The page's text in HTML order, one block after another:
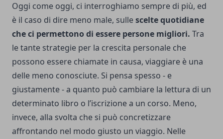
Oggi come oggi, ci interroghiamo sempre di più, ed
è il caso di dire meno male, sullescelte quotidiane
che ci permettono di essere persone migliori. Tra
le tante strategie per la crescita personale che
possono essere chiamate in causa, viaggiare è una
delle meno conosciute. Si pensa spesso - e
giustamente - a quanto può cambiare la lettura di un
determinato libro o l’iscrizione a un corso. Meno,
invece, alla svolta che si può concretizzare
affrontando nel modo giusto un viaggio. Nelle